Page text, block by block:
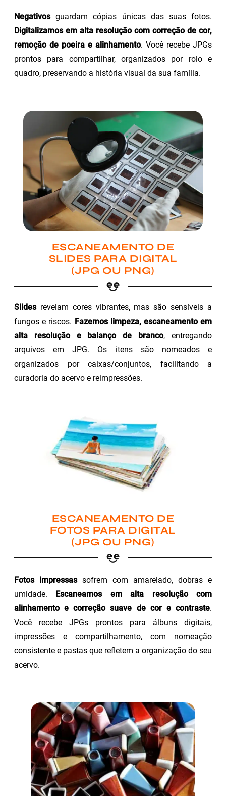
Negativosguardam cópias únicas das suas fotos.
Digitalizamos em alta resolução com correção de cor,
remoção de poeira e alinhamento. Você recebe JPGs
prontos para compartilhar, organizados por rolo e
quadro, preservando a história visual da sua família.
ESCANEAMENTO DE
SLIDES PARA DIGITAL
(JPG OU PNG)
Slidesrevelam cores vibrantes, mas são sensíveis a
fungos e riscos. Fazemos limpeza, escaneamento em
alta resolução e balanço de branco, entregando
arquivos em JPG. Os itens são nomeados e
organizados por caixas/conjuntos, facilitando a
curadoria do acervo e reimpressões.
ESCANEAMENTO DE
FOTOS PARA DIGITAL
(JPG OU PNG)
Fotos impressassofrem com amarelado, dobras e
umidade. Escaneamos em alta resolução com
alinhamento e correção suave de cor e contraste.
Você recebe JPGs prontos para álbuns digitais,
impressões e compartilhamento, com nomeação
consistente e pastas que refletem a organização do seu
acervo.